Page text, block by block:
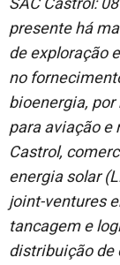
presente há
de exploração
no
bioenergia,
para aviação e
Castrol,
energia solar
joint-ventures
tancagem e
distribuição de